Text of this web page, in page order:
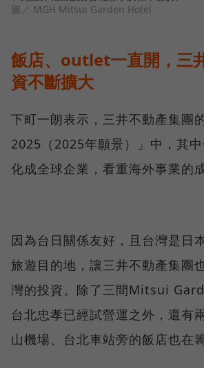
圖／ MGH Mitsui Garden Hotel
飯店、outlet一直開，三
資不斷擴大
下町一朗表示，三井不動產集團
2025（2025年願景）」中，其
化成全球企業，看重海外事業的成
因為台日關係友好，且台灣是日
旅遊目的地，讓三井不動產集團
灣的投資。除了三間Mitsui
台北忠孝已經試營運之外，還有
山機場、台北車站旁的飯店也在